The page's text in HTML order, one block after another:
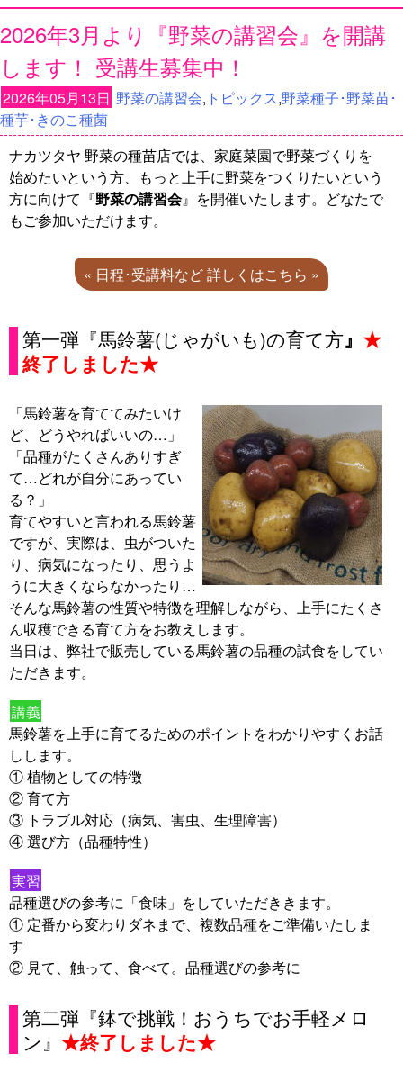
2026年3月より『野菜の講習会』を開講
します！ 受講生募集中！
2026年05月13日 野菜の講習会, トピックス,野菜種子･野菜苗･
種芋･きのこ種菌
ナカツタヤ 野菜の種苗店では、家庭菜園で野菜づくりを
始めたいという方、もっと上手に野菜をつくりたいという
方に向けて『野菜の講習会』を開催いたします。どなたで
もご参加いただけます。
« 日程･受講料など 詳しくはこちら »
第一弾『馬鈴薯(じゃがいも)の育て方』 ★
終了しました★
「馬鈴薯を育ててみたいけ
ど、どうやればいいの…」
「品種がたくさんありすぎ
て…どれが自分にあってい
る？」
育てやすいと言われる馬鈴薯
ですが、実際は、虫がついた
り、病気になったり、思うよ
うに大きくならなかったり…
そんな馬鈴薯の性質や特徴を理解しながら、上手にたくさ
ん収穫できる育て方をお教えします。
当日は、弊社で販売している馬鈴薯の品種の試食をしてい
ただきます。
講義
馬鈴薯を上手に育てるためのポイントをわかりやすくお話
しします。
① 植物としての特徴
② 育て方
③ トラブル対応（病気、害虫、生理障害）
④ 選び方（品種特性）
実習
品種選びの参考に「食味」をしていただききます。
① 定番から変わりダネまで、複数品種をご準備いたしま
す
② 見て、触って、食べて。品種選びの参考に
第二弾『鉢で挑戦！おうちでお手軽メロ
ン』 ★終了しました★